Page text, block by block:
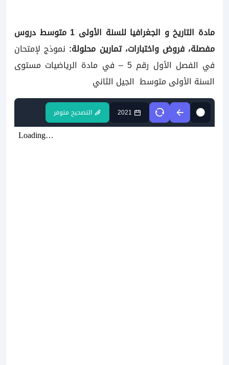
مادة التاريخ و الجغرافيا للسنة الأولى 1 متوسط
دروس
مفصلة، فروض واختبارات، تمارين محلولة: نموذج لإمتحان
في الفصل الأول رقم 5 – في مادة الرياضيات مستوى
السنة الأولى متوسط الجيل الثاني
2021 التصحيح متوفر